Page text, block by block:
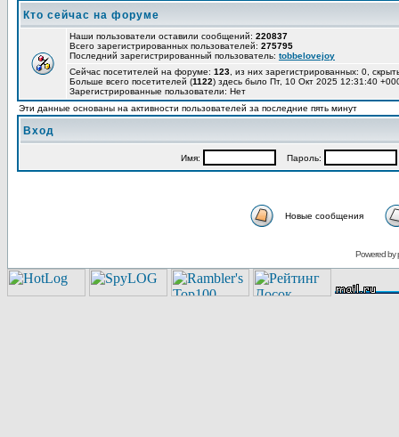
Кто сейчас на форуме
Наши пользователи оставили сообщений: 220837
Всего зарегистрированных пользователей: 275795
Последний зарегистрированный пользователь: tobbelovejoy
Сейчас посетителей на форуме: 123 , из них зарегистрированных: 0,
Больше всего посетителей (1122) здесь было Пт, 10 Окт 2025 12:31:40
Зарегистрированные пользователи: Нет
Эти данные основаны на активности пользователей за последние пять минут
Вход
Имя: Пароль:
Новые сообщения
Powered by